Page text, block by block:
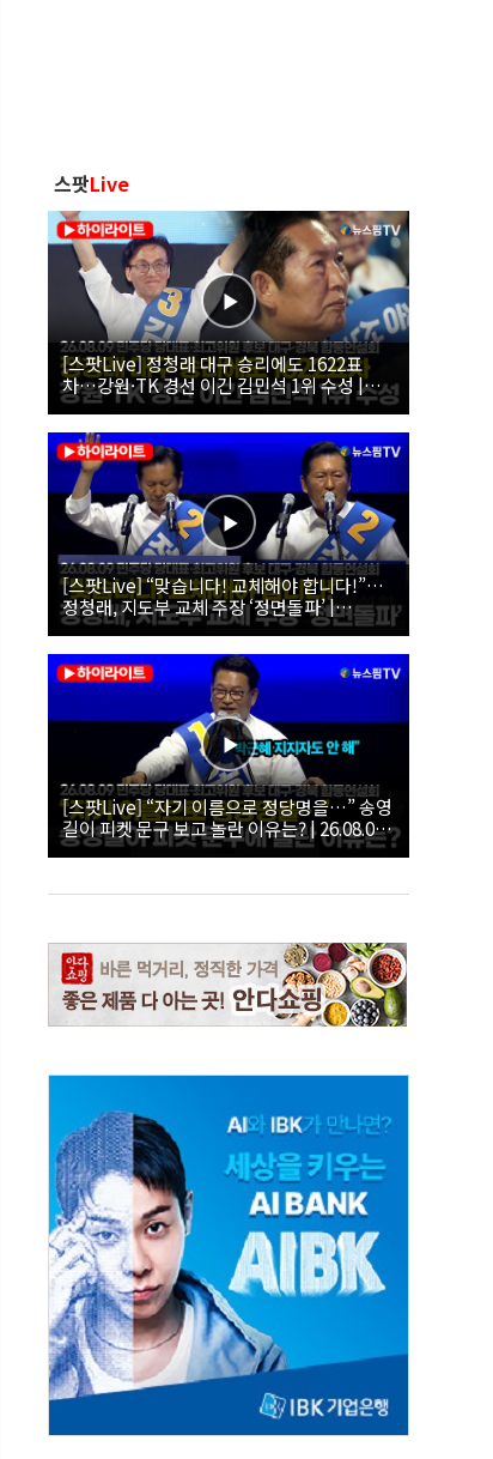
스팟Live
[스팟Live] 정청래 대구 승리에도 1622표
차…강원·TK 경선 이긴 김민석 1위 수성 |
26.08.09 더불어민주당 당대표·최고위원 후
보 대구·경북 합동연설회
[스팟Live] “맞습니다! 교체해야 합니다!”…
정청래, 지도부 교체 주장 ‘정면돌파’ |
26.08.09 더불어민주당 당대표·최고위원 후
보 대구·경북 합동연설회
[스팟Live] “자기 이름으로 정당명을…” 송영
길이 피켓 문구 보고 놀란 이유는? | 26.08.09
더불어민주당 당대표·최고위원 후보 대구·경